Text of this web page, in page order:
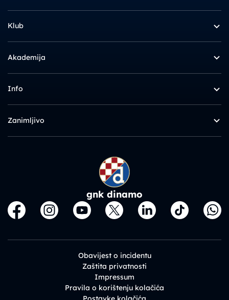
Klub
Akademija
Info
Zanimljivo
gnk dinamo
Obavijest o incidentu
Zaštita privatnosti
Impressum
Pravila o korištenju kolačića